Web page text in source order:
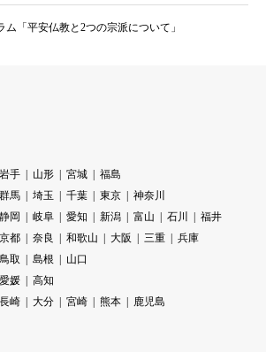
ム「平安仏教と2つの宗派について」
岩手 山形 宮城
福島
群馬 埼玉 千葉 東京
神奈川
静岡 岐阜 愛知 新潟 富山 石川
福井
京都 奈良 和歌山 大阪 三重
兵庫
鳥取 島根
山口
愛媛
高知
長崎 大分 宮崎 熊本
鹿児島